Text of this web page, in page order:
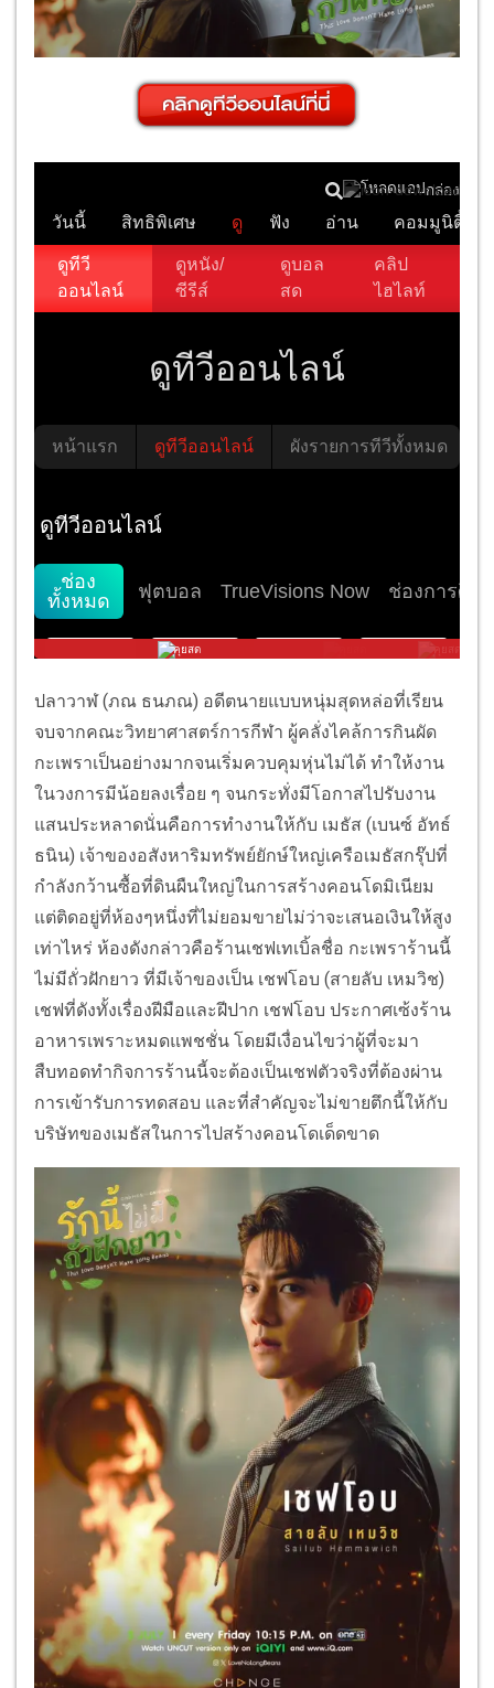
ปลาวาฬ (ภณ ธนภณ) อดีตนายแบบหนุ่มสุดหล่อที่เรียน
จบจากคณะวิทยาศาสตร์การกีฬา ผู้คลั่งไคล้การกินผัด
กะเพราเป็นอย่างมากจนเริ่มควบคุมหุ่นไม่ได้ ทำให้งาน
ในวงการมีน้อยลงเรื่อย ๆ จนกระทั่งมีโอกาสไปรับงาน
แสนประหลาดนั่นคือการทำงานให้กับ เมธัส (เบนซ์ อัทธ์
ธนิน) เจ้าของอสังหาริมทรัพย์ยักษ์ใหญ่เครือเมธัสกรุ๊ปที่
กำลังกว้านซื้อที่ดินผืนใหญ่ในการสร้างคอนโดมิเนียม
แต่ติดอยู่ที่ห้องๆหนึ่งที่ไม่ยอมขายไม่ว่าจะเสนอเงินให้สูง
เท่าไหร่ ห้องดังกล่าวคือร้านเชฟเทเบิ้ลชื่อ กะเพราร้านนี้
ไม่มีถั่วฝักยาว ที่มีเจ้าของเป็น เชฟโอบ (สายลับ เหมวิช)
เชฟที่ดังทั้งเรื่องฝีมือและฝีปาก เชฟโอบ ประกาศเซ้งร้าน
อาหารเพราะหมดแพชชั่น โดยมีเงื่อนไขว่าผู้ที่จะมา
สืบทอดทำกิจการร้านนี้จะต้องเป็นเชฟตัวจริงที่ต้องผ่าน
การเข้ารับการทดสอบ และที่สำคัญจะไม่ขายตึกนี้ให้กับ
บริษัทของเมธัสในการไปสร้างคอนโดเด็ดขาด